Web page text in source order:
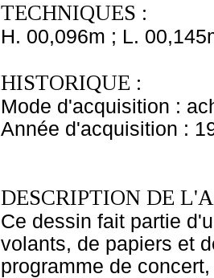
TECHNIQUES :
H. 00,096m ; L.
HISTORIQUE :
Mode d'acquisition :
Année d'acquisition :
DESCRIPTION DE
Ce dessin fait partie
volants, de papiers et
programme de